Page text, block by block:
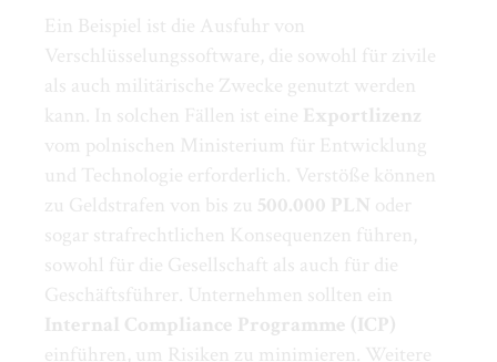
Ein Beispiel ist die Ausfuhr von
Verschlüsselungssoftware, die sowohl für zivile
als auch militärische Zwecke genutzt werden
kann. In solchen Fällen ist eine Exportlizenz
vom polnischen Ministerium für Entwicklung
und Technologie erforderlich. Verstöße können
zu Geldstrafen von bis zu 500.000 PLN oder
sogar strafrechtlichen Konsequenzen führen,
sowohl für die Gesellschaft als auch für die
Geschäftsführer. Unternehmen sollten ein
Internal Compliance Programme (ICP)
einführen, um Risiken zu minimieren. Weitere